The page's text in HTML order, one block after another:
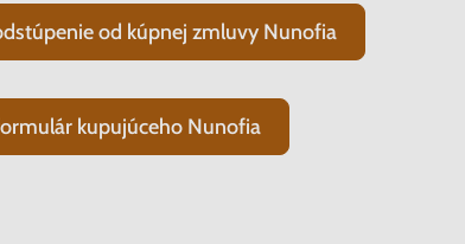
od kúpnej zmluvy Nunofia
kupujúceho Nunofia